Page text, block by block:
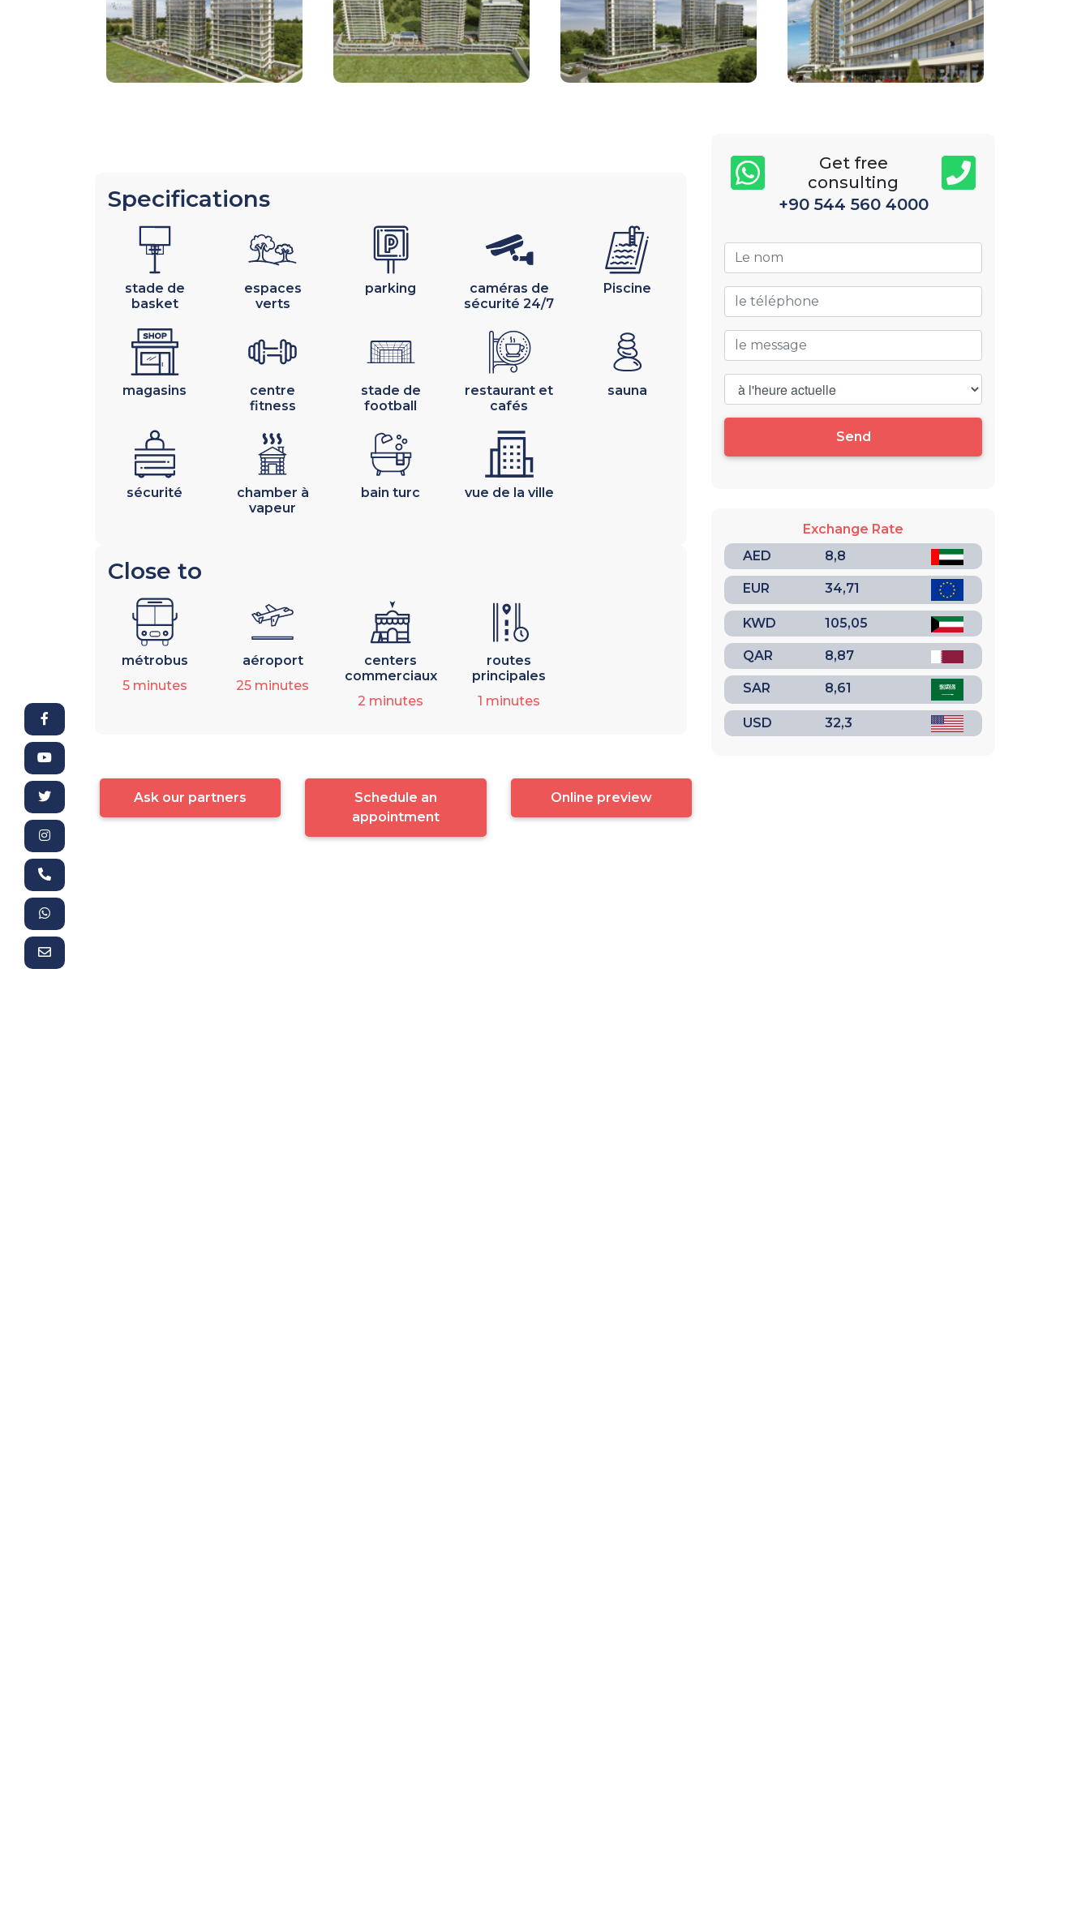
Specifications
stade de
basket
espaces
verts
parking
caméras de
sécurité 24/7
Piscine
magasins
centre
fitness
stade de
football
restaurant et
cafés
sauna
sécurité
chamber à
vapeur
bain turc vue de la ville
Close to
métrobus
5 minutes
aéroport
25 minutes
centers
commerciaux
2 minutes
routes
principales
1 minutes
Ask our partners
Schedule an
appointment
Online preview
Get free
consulting
+90 544 560 4000
Send
Exchange Rate
AED
8,8
EUR 34,71
KWD 105,05
QAR 8,87
SAR 8,61
USD 32,3